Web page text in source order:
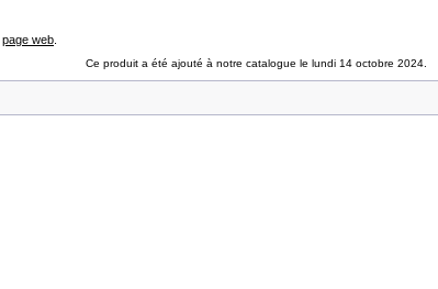
page web
Ce produit a été ajouté à notre catalogue le lundi 14 octobre 2024.